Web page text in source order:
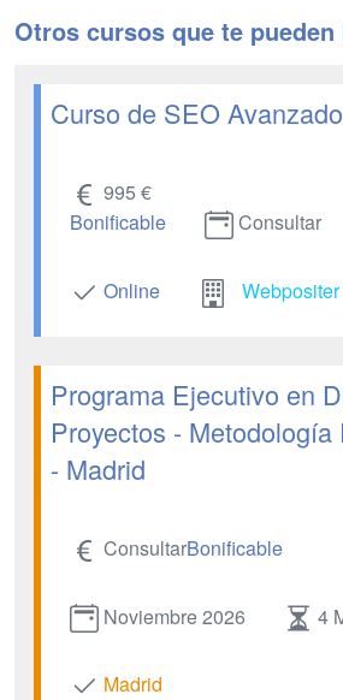
Otros cursos que te
Curso de SEO Avanzado
995 €
Bonificable
Consultar
Online
Programa Ejecutivo en
Proyectos - Metodología
- Madrid
ConsultarBonificable
Noviembre 2026 4
Madrid